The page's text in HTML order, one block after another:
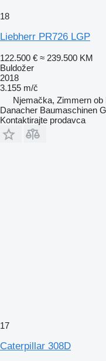
18
Liebherr PR726 LGP
122.500 € ≈ 239.500 KM
Buldožer
2018
3.155 m/č
Njemačka, Zimmern ob
Danacher Baumaschinen
Kontaktirajte prodavca
17
Caterpillar 308D